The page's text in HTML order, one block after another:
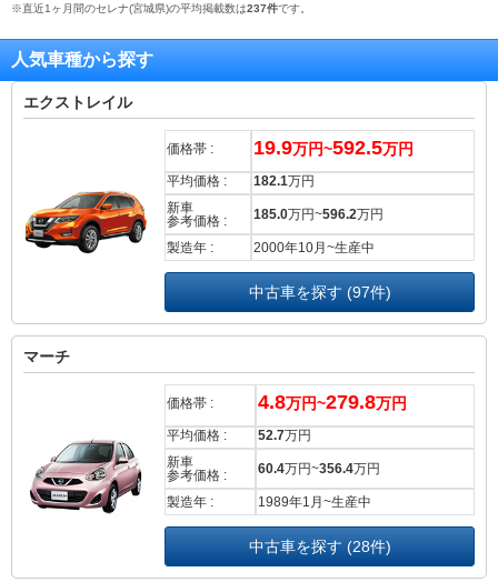
※直近1ヶ月間のセレナ(宮城県)の平均掲載数は237件です。
人気車種から探す
エクストレイル
価格帯 : 19.9万円~592.5万円
平均価格 : 182.1万円
新車
参考価格 :
185.0万円~596.2万円
製造年 : 2000年10月~生産中
中古車を探す (97件)
マーチ
価格帯 : 4.8万円~279.8万円
平均価格 : 52.7万円
新車
参考価格 :
60.4万円~356.4万円
製造年 : 1989年1月~生産中
中古車を探す (28件)